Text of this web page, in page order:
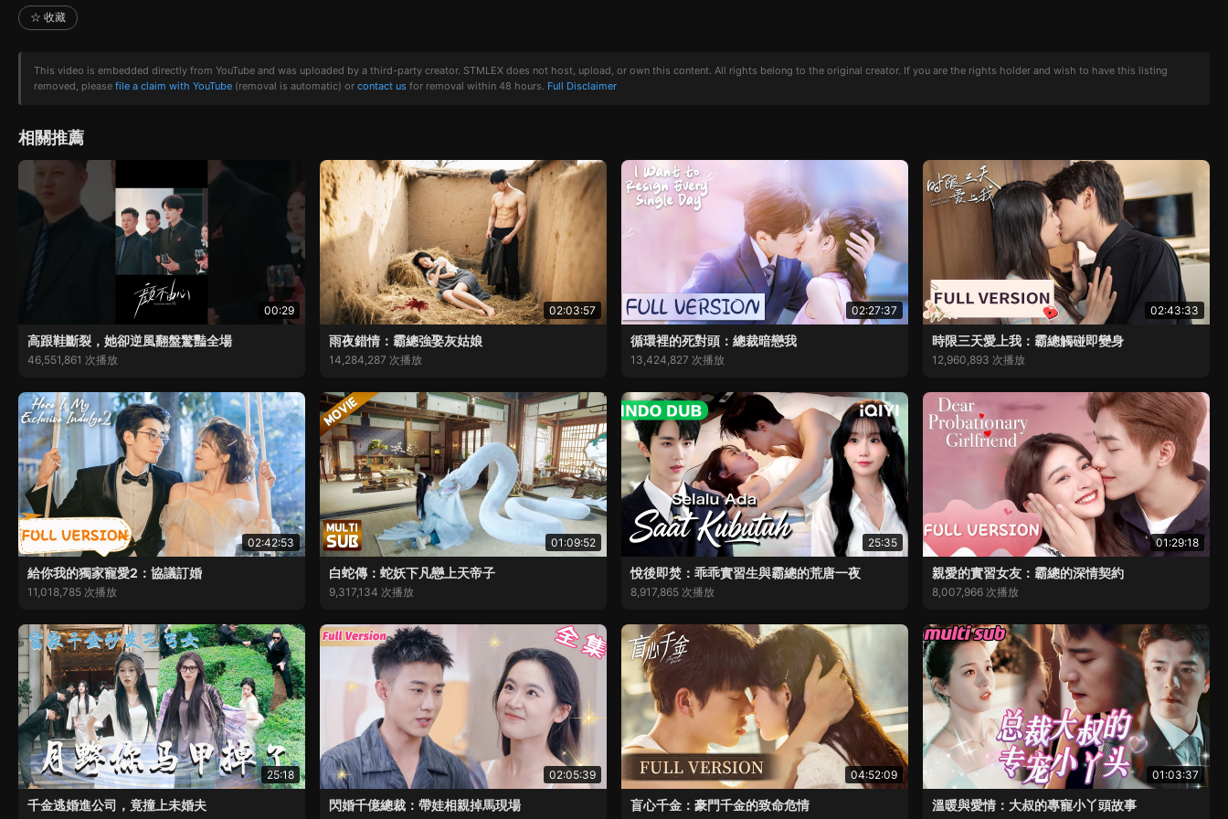
☆ 收藏
This video is embedded directly from YouTube and was uploaded by a third-party creator. STMLEX does not host, upload, or own this content. All rights belong to the original creator. If you are the rights holder and wish to have this listing
removed, please file a claim with YouTube (removal is automatic) or contact us for removal within 48 hours. Full Disclaimer
相關推薦
00:29
高跟鞋斷裂，她卻逆風翻盤驚豔全場
46,551,861 次播放
02:03:57
雨夜錯情：霸總強娶灰姑娘
14,284,287 次播放
02:27:37
循環裡的死對頭：總裁暗戀我
13,424,827 次播放
02:43:33
時限三天愛上我：霸總觸碰即變身
12,960,893 次播放
02:42:53
給你我的獨家寵愛2：協議訂婚
11,018,785 次播放
01:09:52
白蛇傳：蛇妖下凡戀上天帝子
9,317,134 次播放
25:35
悅後即焚：乖乖實習生與霸總的荒唐一夜
8,917,865 次播放
01:29:18
親愛的實習女友：霸總的深情契約
8,007,966 次播放
25:18
千金逃婚進公司，竟撞上未婚夫
02:05:39
閃婚千億總裁：帶娃相親掉馬現場
04:52:09
盲心千金：豪門千金的致命危情
01:03:37
溫暖與愛情：大叔的專寵小丫頭故事